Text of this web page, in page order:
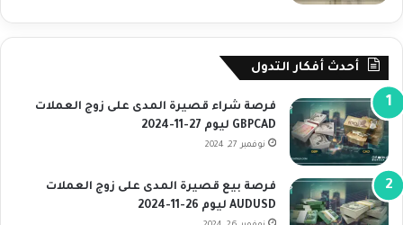
أحدث أفكار التدول
فرصة شراء قصيرة المدى على زوج العملات
GBPCAD ليوم 27-11-2024
نوفمبر 27, 2024
فرصة بيع قصيرة المدى على زوج العملات
AUDUSD ليوم 26-11-2024